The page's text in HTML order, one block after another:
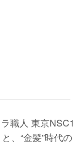
職人 東京NSC1
、“金髪”時代の